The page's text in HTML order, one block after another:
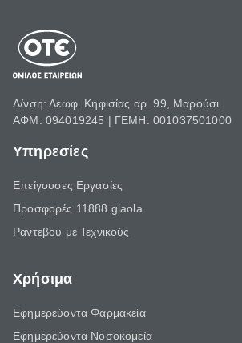
Δ/νση: Λεωφ. Κηφισίας αρ. 99, Μαρούσι
ΑΦΜ: 094019245 | ΓΕΜΗ: 001037501000
Υπηρεσίες
Επείγουσες Εργασίες
Προσφορές 11888 giaola
Ραντεβού με Τεχνικούς
Χρήσιμα
Εφημερεύοντα Φαρμακεία
Εφημερεύοντα Νοσοκομεία